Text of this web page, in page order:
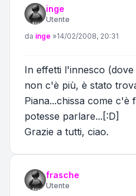
inge
Utente
Messaggio
da inge »14/02/2008, 20:31
In effetti l'innesco
non c'è più, è stato
Piana...chissa come c'è
potesse parlare...[:D]
Grazie a tutti, ciao.
frasche
Utente